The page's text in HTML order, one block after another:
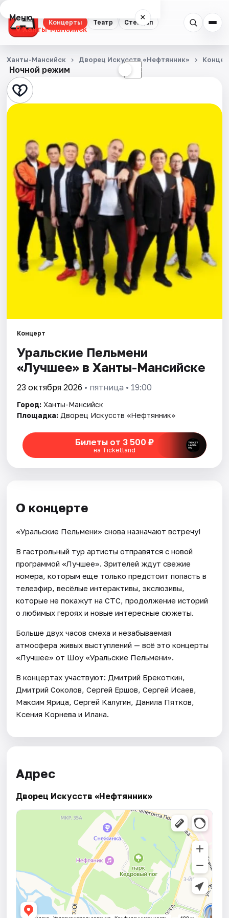
Концерты Театр Стендап
Меню ×
Ханты-Мансийск
Концерты
Театр
Стендап
Города
Площадки
Артисты
Рейтинги
Ночной режим ☾
Ханты-Мансийск Дворец Искусств «Нефтянник»
Концерт
Уральские Пельмени
«Лучшее» в Ханты-Мансийске
23 октября 2026 • пятница • 19:00
Город: Ханты-Мансийск
Площадка: Дворец Искусств «Нефтянник»
Билеты от 3 500 ₽
на Ticketland
О концерте
«Уральские Пельмени» снова назначают встречу!
В гастрольный тур артисты отправятся с новой
программой «Лучшее». Зрителей ждут свежие
номера, которым еще только предстоит попасть в
телеэфир, весёлые интерактивы, экслюзивы,
которые не покажут на СТС, продолжение историй
о любимых героях и новые интересные сюжеты.
Больше двух часов смеха и незабываемая
атмосфера живых выступлений — всё это концерты
«Лучшее» от Шоу «Уральские Пельмени».
В концертах участвуют: Дмитрий Брекоткин,
Дмитрий Соколов, Сергей Ершов, Сергей Исаев,
Максим Ярица, Сергей Калугин, Данила Пятков,
Ксения Корнева и Илана.
Адрес
Дворец Искусств «Нефтянник»